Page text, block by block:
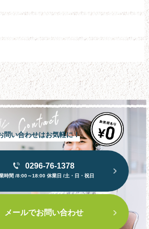
問い合わせはお気軽に！
0296-76-1378
時間 /8:00～18:00 休業日 /土・日・祝日
メールでお問い合わせ